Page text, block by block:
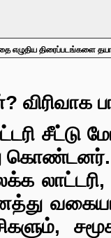
எழுதிய திரைப்படங்களை
விரிவாக